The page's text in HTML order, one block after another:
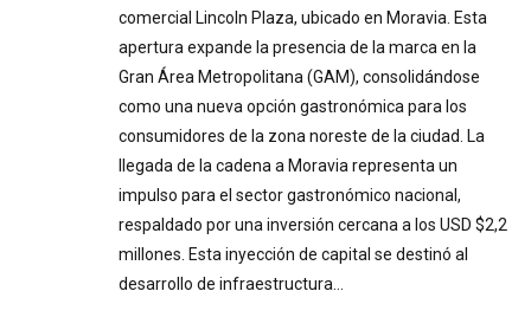
comercial Lincoln Plaza, ubicado en Moravia. Esta
apertura expande la presencia de la marca en la
Gran Área Metropolitana (GAM), consolidándose
como una nueva opción gastronómica para los
consumidores de la zona noreste de la ciudad. La
llegada de la cadena a Moravia representa un
impulso para el sector gastronómico nacional,
respaldado por una inversión cercana a los USD $2,2
millones. Esta inyección de capital se destinó al
desarrollo de infraestructura…